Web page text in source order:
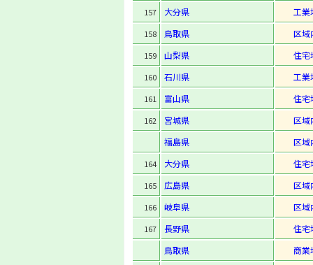
157 大分県 工業
158 鳥取県 区域
159 山梨県 住宅
160 石川県 工業
161 富山県 住宅
162 宮城県
区域
福島県
区域
164 大分県 住宅
165 広島県 区域
166 岐阜県 区域
167 長野県
住宅
鳥取県
商業